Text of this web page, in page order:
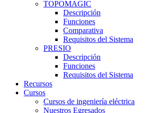
TOPOMAGIC
Descripción
Funciones
Comparativa
Requisitos del Sistema
PRESIO
Descripción
Funciones
Requisitos del Sistema
Recursos
Cursos
Cursos de ingeniería eléctrica
Nuestros Egresados